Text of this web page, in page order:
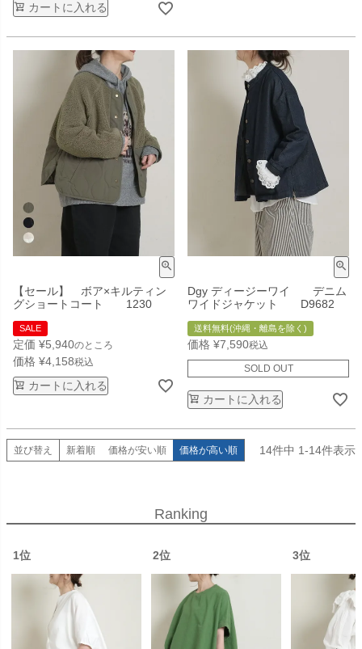
カートに入れる
【セール】 ボア×キルティン
グショートコート 1230
SALE
定価 ¥5,940のところ
価格 ¥4,158税込
カートに入れる
Dgy ディージーワイ デニム
ワイドジャケット D9682
送料無料(沖縄・離島を除く)
価格 ¥7,590税込
SOLD OUT
カートに入れる
並び替え 新着順 価格が安い順 価格が高い順 14件中 1-14件表示
Ranking
1位 2位 3位